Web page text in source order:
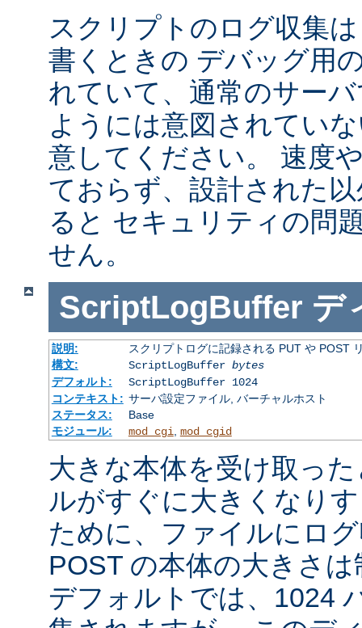
スクリプトのログ収集
書くときの デバッグ用
れていて、通常のサー
ようには意図されてい
意してください。 速度
ておらず、設計された
ると セキュリティの問
せん。
ScriptLogBuffer デ
説明:
スクリプトログに記録される PUT や POST
構文:
ScriptLogBuffer bytes
デフォルト:
ScriptLogBuffer 1024
コンテキスト: サーバ設定ファイル, バーチャルホスト
ステータス:
Base
モジュール:
mod_cgi mod_cgid
大きな本体を受け取っ
ルがすぐに大きくなり
ために、ファイルにロ
POST の本体の大きさ
デフォルトでは、1024